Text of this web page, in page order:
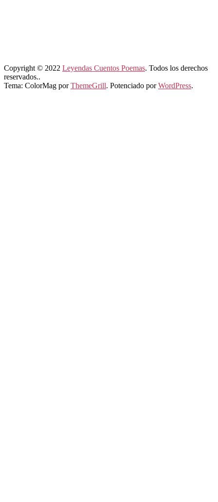
Copyright © 2022 Leyendas Cuentos Poemas. Todos los derechos
reservados..
Tema: ColorMag porThemeGrill. Potenciado porWordPress.